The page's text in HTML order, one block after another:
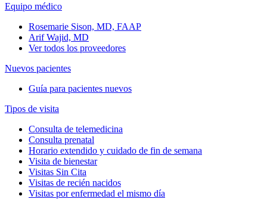
Equipo médico
Rosemarie Sison, MD, FAAP
Arif Wajid, MD
Ver todos los proveedores
Nuevos pacientes
Guía para pacientes nuevos
Tipos de visita
Consulta de telemedicina
Consulta prenatal
Horario extendido y cuidado de fin de semana
Visita de bienestar
Visitas Sin Cita
Visitas de recién nacidos
Visitas por enfermedad el mismo día